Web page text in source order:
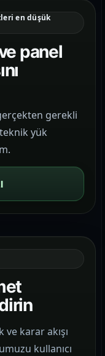
en düşük
panel
gerekli
yük
karar akışı
kullanıcı